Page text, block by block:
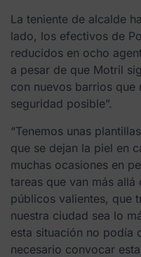
La teniente de alcalde
lado, los efectivos de
reducidos en ocho
a pesar de que Motril
con nuevos barrios que
seguridad posible”.
“Tenemos unas
que se dejan la piel en
muchas ocasiones en
tareas que van más
públicos valientes, que
nuestra ciudad sea lo
esta situación no podía
necesario convocar